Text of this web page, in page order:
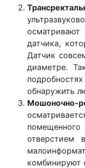
датчика,
Датчик
диаметре.
обнаружить
Мошоночно-
отверстием
комбинируют